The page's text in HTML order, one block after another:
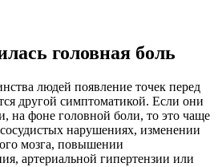
головная боль
людей появление точек перед
другой симптоматикой. Если они
на фоне головной боли, то это чаще
сосудистых нарушениях, изменении
мозга, повышении
артериальной гипертензии или